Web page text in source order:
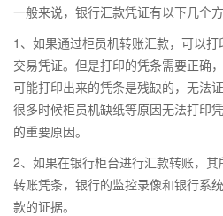
一般来说，银行汇款凭证有以下几个方
1、如果通过柜员机转账汇款，可以
交易凭证。但是打印的凭条需要正确
可能打印出来的凭条是残缺的，无法
很多时候柜员机缺纸等原因无法打印
的重要原因。
2、如果在银行柜台进行汇款转账，
转账凭条，银行的监控录像和银行系
款的证据。